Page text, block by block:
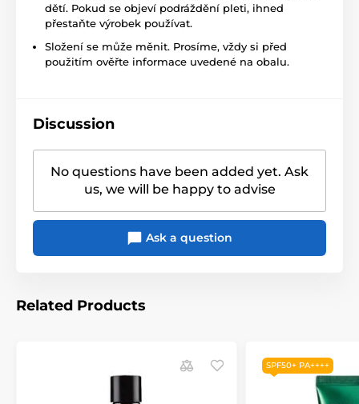
dětí. Pokud se objeví podráždění pleti, ihned
přestaňte výrobek používat.
Složení se může měnit. Prosíme, vždy si před
použitím ověřte informace uvedené na obalu.
Discussion
No questions have been added yet. Ask
us, we will be happy to advise
Ask a question
Related Products
SPF50+ PA++++